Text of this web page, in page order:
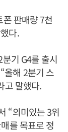
판매량 7천
다.
기 G4를 출시
올해 2분기 스
고 말했다.
“의미있는 3위
를 목표로 정